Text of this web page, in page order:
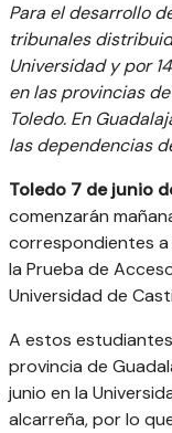
Para el desarrollo
tribunales
Universidad y por
en las provincias
Toledo. En
las dependencias
Toledo 7 de junio
comenzarán
correspondientes
la Prueba de
Universidad de
A estos
provincia de
junio en la
alcarreña, por lo